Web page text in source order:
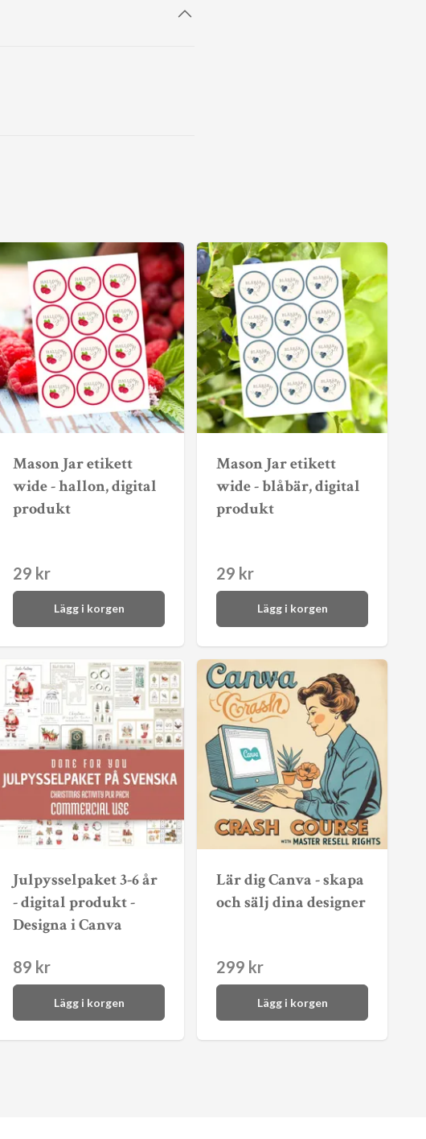
Mason Jar etikett
wide - hallon, digital
produkt
29 kr
Lägg i korgen
Mason Jar etikett
wide - blåbär, digital
produkt
29 kr
Lägg i korgen
Julpysselpaket 3-6 år
- digital produkt -
Designa i Canva
89 kr
Lägg i korgen
Lär dig Canva - skapa
och sälj dina designer
299 kr
Lägg i korgen